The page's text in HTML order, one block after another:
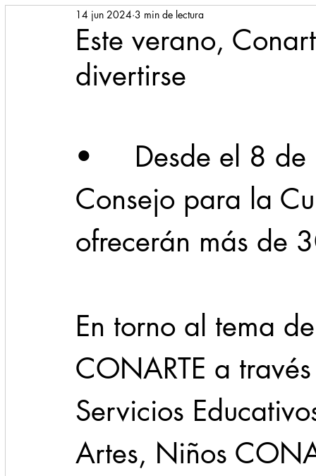
Santa Catarina San Pedro Garza Garcia
Espectaculos Clima
Seguridad 1 enero
Este verano,
divertirse
14 jun 2024 3 min de lectura
•     Desde el 8
Consejo para la
ofrecerán más de
En torno al tema
CONARTE a
Servicios
Artes, Niños